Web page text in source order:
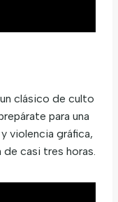
clásico de culto
para una
violencia gráfica,
casi tres horas.